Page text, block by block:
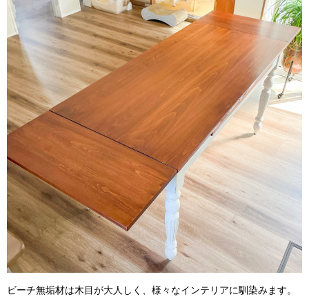
ビーチ無垢材は木目が大人しく、様々なインテリアに馴染みます。